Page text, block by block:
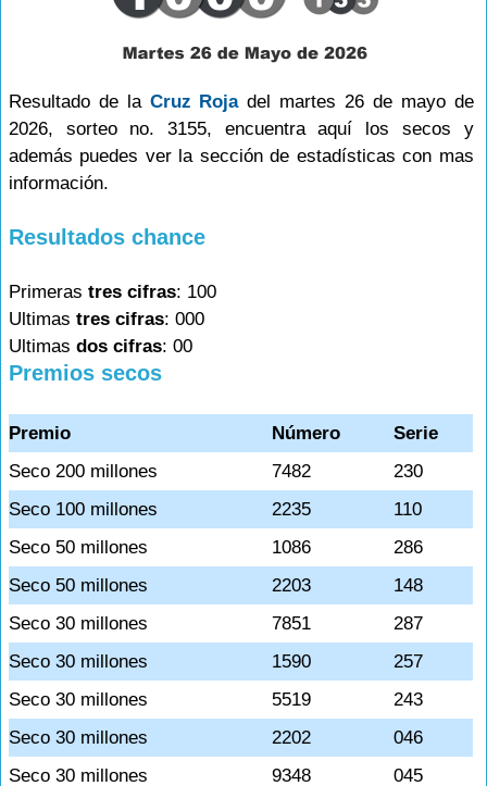
Resultado de la Cruz Rojadel martes 26 de mayo de
2026, sorteo no. 3155, encuentra aquí los secos y
además puedes ver la sección de estadísticas con mas
información.
Resultados chance
Primeras tres cifras: 100
Ultimas tres cifras: 000
Ultimas dos cifras: 00
Premios secos
Premio Número
Serie
Seco 200 millones
7482
230
Seco 100 millones
2235
110
Seco 50 millones
1086
286
Seco 50 millones
2203
148
Seco 30 millones
7851
287
Seco 30 millones
1590
257
Seco 30 millones
5519
243
Seco 30 millones
2202
046
Seco 30 millones
9348
045